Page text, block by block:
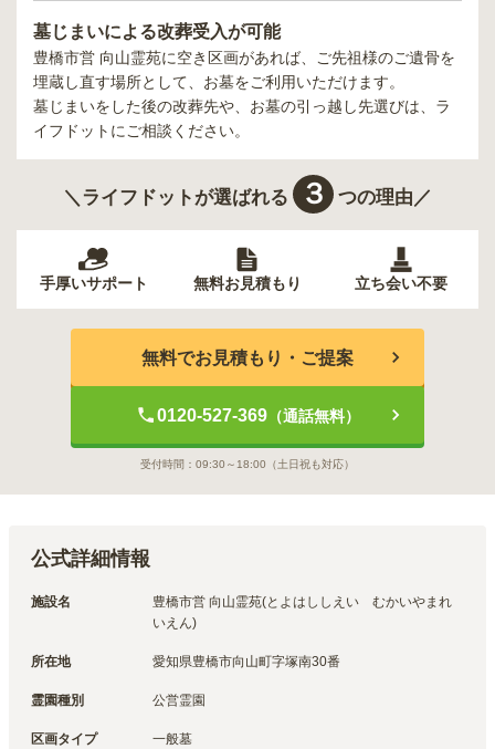
墓じまいによる改葬受入が可能
豊橋市営 向山霊苑に空き区画があれば、ご先祖様のご遺骨を
埋蔵し直す場所として、お墓をご利用いただけます。
墓じまいをした後の改葬先や、お墓の引っ越し先選びは、ラ
イフドットにご相談ください。
＼ライフドットが選ばれる ３ つの理由／
手厚いサポート 無料お見積もり 立ち会い不要
無料でお見積もり・ご提案
0120-527-369（通話無料）
受付時間： 09:30～18:00 （土日祝も対応）
公式詳細情報
施設名
豊橋市営 向山霊苑(とよはししえい　むかいやまれ
いえん)
所在地 愛知県豊橋市向山町字塚南30番
霊園種別 公営霊園
区画タイプ 一般墓